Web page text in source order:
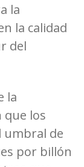
la
la calidad
del
la
que los
umbral de
por billón